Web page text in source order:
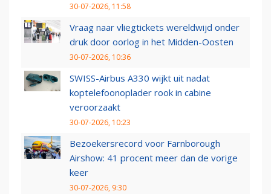
30-07-2026, 11:58
Vraag naar vliegtickets wereldwijd onder
druk door oorlog in het Midden-Oosten
30-07-2026, 10:36
SWISS-Airbus A330 wijkt uit nadat
koptelefoonoplader rook in cabine
veroorzaakt
30-07-2026, 10:23
Bezoekersrecord voor Farnborough
Airshow: 41 procent meer dan de vorige
keer
30-07-2026, 9:30